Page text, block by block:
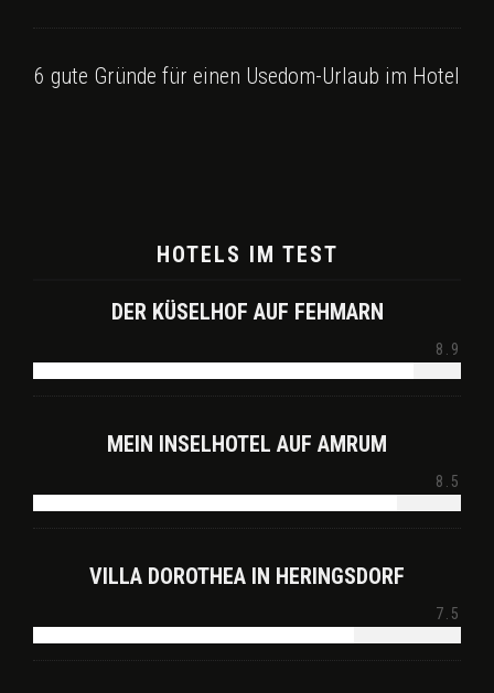
6 gute Gründe für einen Usedom-Urlaub im Hotel
HOTELS IM TEST
DER KÜSELHOF AUF FEHMARN
8.9
MEIN INSELHOTEL AUF AMRUM
8.5
VILLA DOROTHEA IN HERINGSDORF
7.5